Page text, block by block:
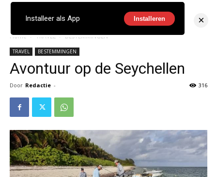
Home TRAVEL BESTEMMINGEN
TRAVEL BESTEMMINGEN
Avontuur op de Seychellen
Door Redactie - 316
Installeer als App Installeren ×